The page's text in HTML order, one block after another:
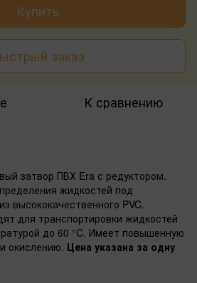
Купить
заказ
К сравнению
затвор ПВХ Era с редуктором.
жидкостей под
высококачественного PVC.
для транспортировки жидкостей
до 60 °C. Имеет повышенную
окислению. Цена указана за одну